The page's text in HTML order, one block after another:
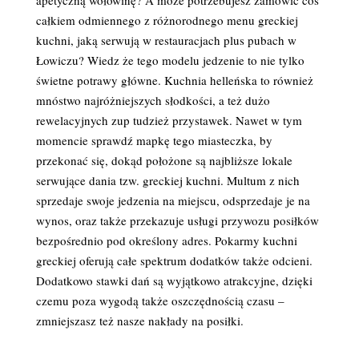
całkiem odmiennego z różnorodnego menu greckiej
kuchni, jaką serwują w restauracjach plus pubach w
Łowiczu? Wiedz że tego modelu jedzenie to nie tylko
świetne potrawy główne. Kuchnia helleńska to również
mnóstwo najróżniejszych słodkości, a też dużo
rewelacyjnych zup tudzież przystawek. Nawet w tym
momencie sprawdź mapkę tego miasteczka, by
przekonać się, dokąd położone są najbliższe lokale
serwujące dania tzw. greckiej kuchni. Multum z nich
sprzedaje swoje jedzenia na miejscu, odsprzedaje je na
wynos, oraz także przekazuje usługi przywozu posiłków
bezpośrednio pod określony adres. Pokarmy kuchni
greckiej oferują całe spektrum dodatków także odcieni.
Dodatkowo stawki dań są wyjątkowo atrakcyjne, dzięki
czemu poza wygodą także oszczędnością czasu –
zmniejszasz też nasze nakłady na posiłki.